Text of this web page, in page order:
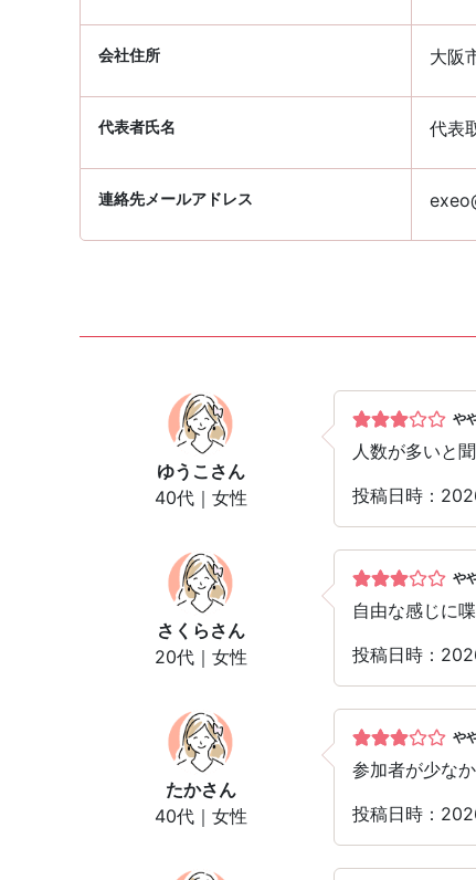
会社住所 大阪
代表者氏名 代表
連絡先メールアドレス
ゆうこ さん
40代｜女性
や
人数が多いと
投稿日時：
さくら さん
20代｜女性
や
自由な感じに
投稿日時：
たかさん
40代｜女性
や
参加者が少な
投稿日時：